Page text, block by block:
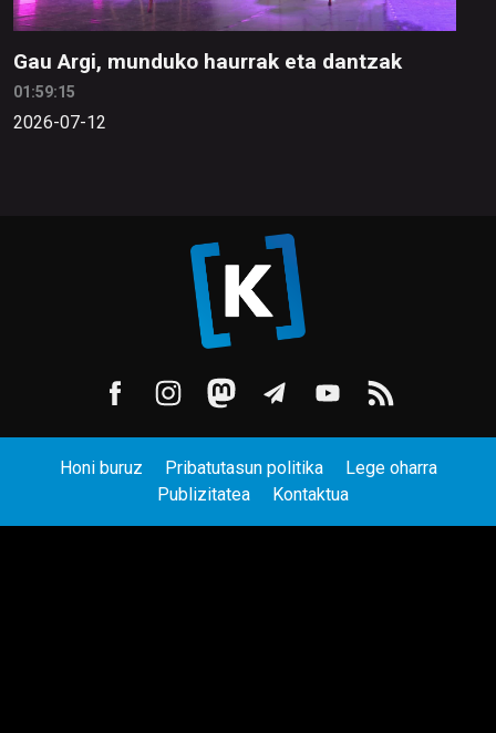
Gau Argi, munduko haurrak eta dantzak
01:59:15
2026-07-12
Honi buruz Pribatutasun politika
Lege oharra
Publizitatea
Kontaktua